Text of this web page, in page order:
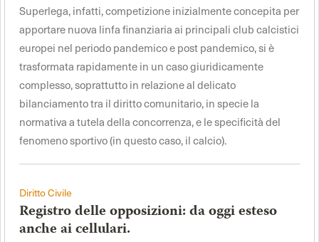
Superlega, infatti, competizione inizialmente concepita per
apportare nuova linfa finanziaria ai principali club calcistici
europei nel periodo pandemico e post pandemico, si è
trasformata rapidamente in un caso giuridicamente
complesso, soprattutto in relazione al delicato
bilanciamento tra il diritto comunitario, in specie la
normativa a tutela della concorrenza, e le specificità del
fenomeno sportivo (in questo caso, il calcio).
Diritto Civile
Registro delle opposizioni: da oggi esteso
anche ai cellulari.